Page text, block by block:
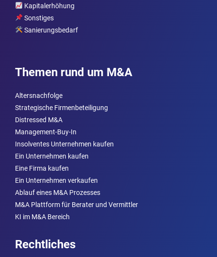
Kapitalerhöhung
Sonstiges
Sanierungsbedarf
Themen rund um M&A
Altersnachfolge
Strategische Firmenbeteiligung
Distressed M&A
Management-Buy-In
Insolventes Unternehmen kaufen
Ein Unternehmen kaufen
Eine Firma kaufen
Ein Unternehmen verkaufen
Ablauf eines M&A Prozesses
M&A Plattform für Berater und Vermittler
KI im M&A Bereich
Rechtliches